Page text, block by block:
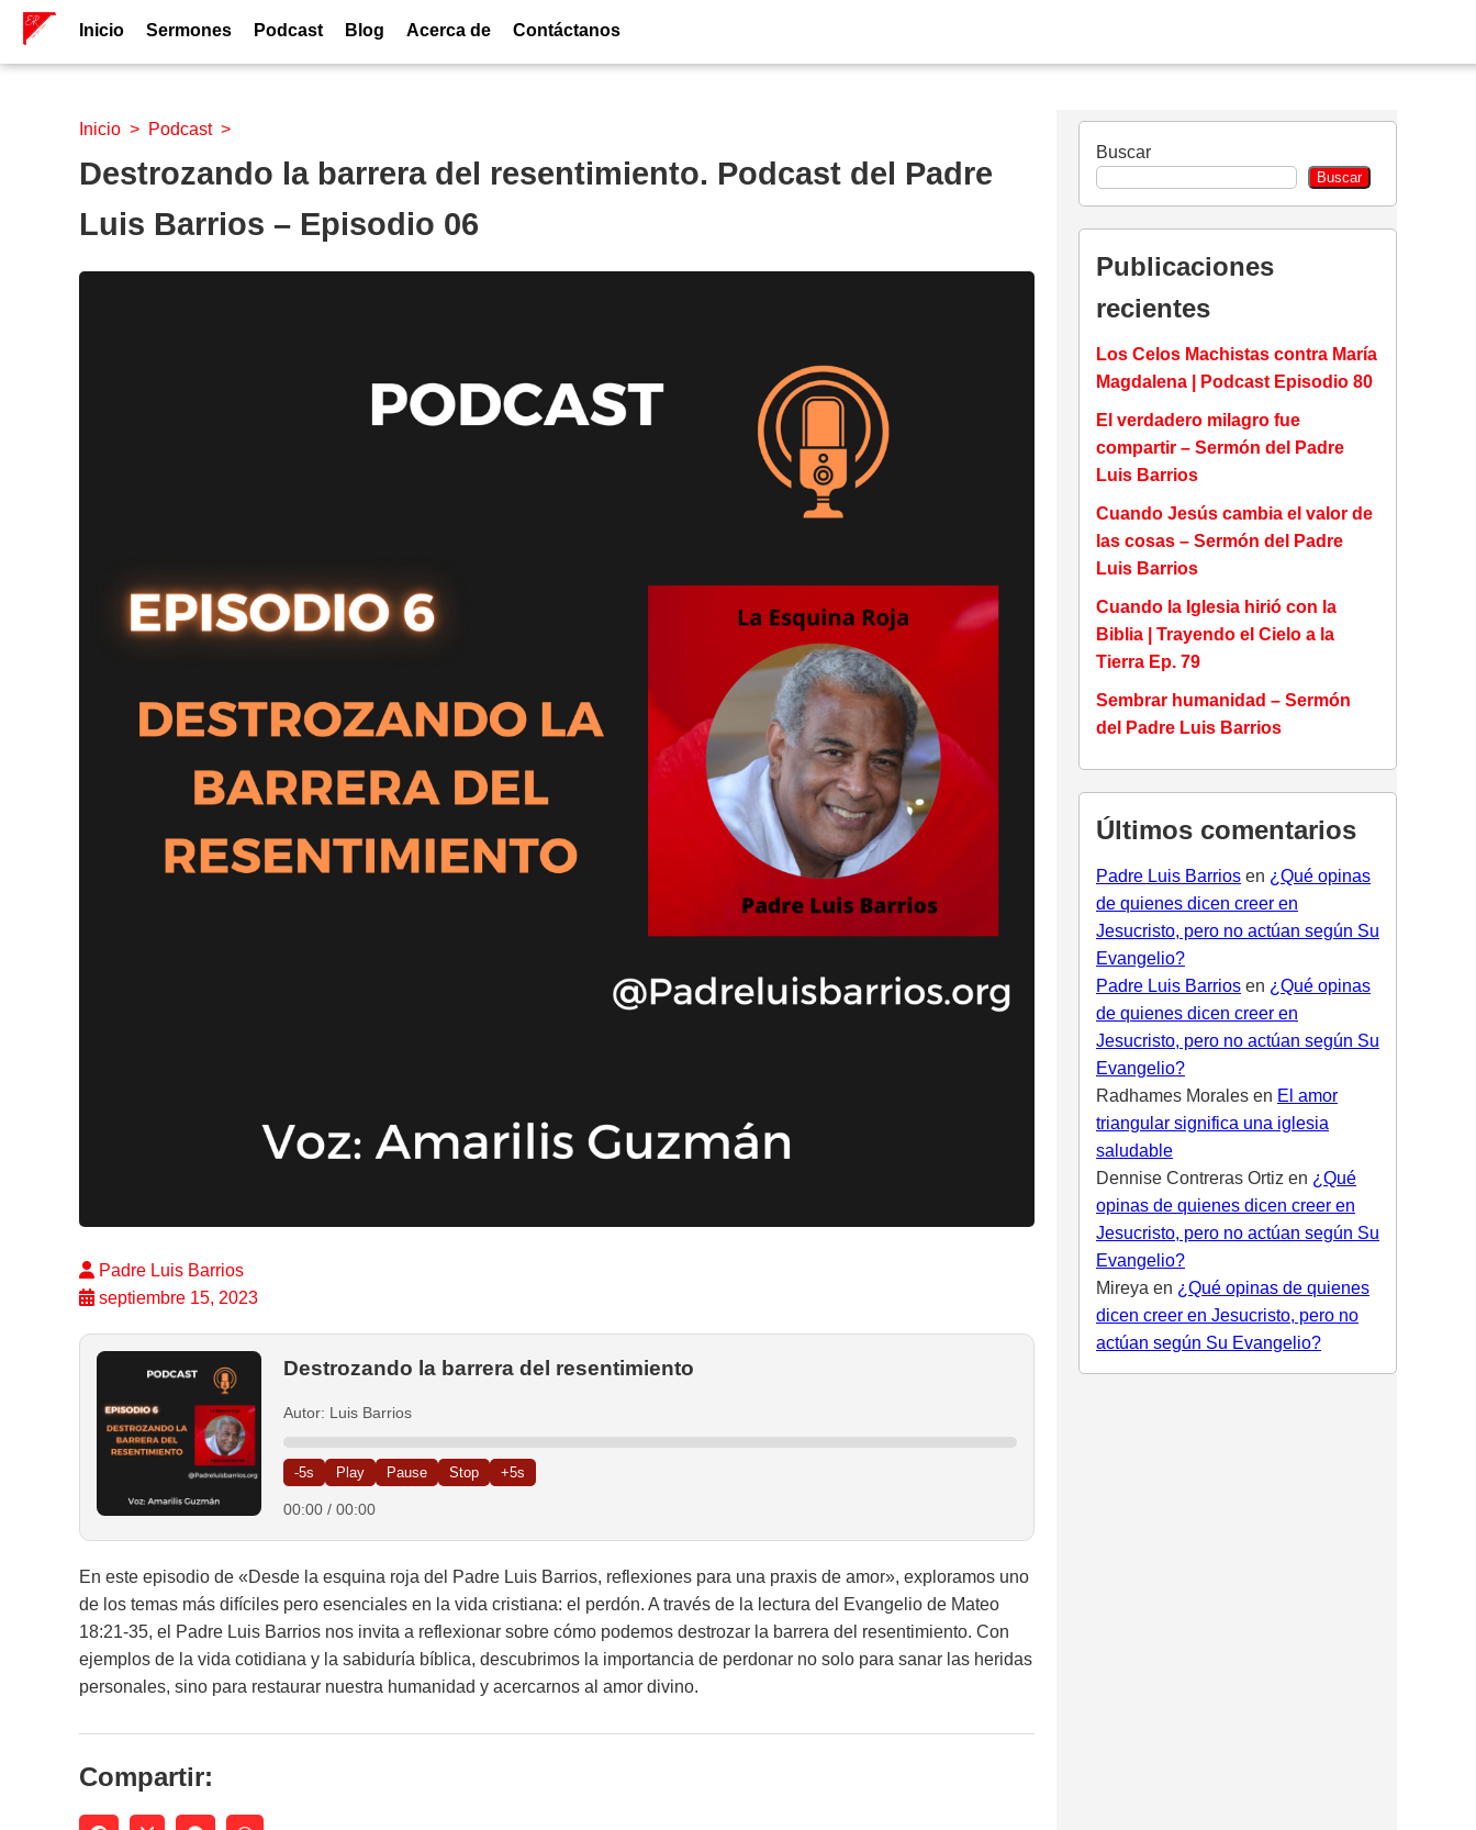
Inicio Sermones Podcast Blog Acerca de Contáctanos
Inicio > Podcast>
Destrozando la barrera del resentimiento. Podcast del Padre
Luis Barrios – Episodio 06
Padre Luis Barrios
septiembre 15, 2023
Destrozando la barrera del resentimiento
Autor: Luis Barrios
-5s Play Pause Stop +5s
00:00 / 00:00
En este episodio de «Desde la esquina roja del Padre Luis Barrios, reflexiones para una praxis de amor», exploramos uno
de los temas más difíciles pero esenciales en la vida cristiana: el perdón. A través de la lectura del Evangelio de Mateo
18:21-35, el Padre Luis Barrios nos invita a reflexionar sobre cómo podemos destrozar la barrera del resentimiento. Con
ejemplos de la vida cotidiana y la sabiduría bíblica, descubrimos la importancia de perdonar no solo para sanar las heridas
personales, sino para restaurar nuestra humanidad y acercarnos al amor divino.
Compartir:
Buscar
Buscar
Publicaciones
recientes
Los Celos Machistas contra María
Magdalena | Podcast Episodio 80
El verdadero milagro fue
compartir – Sermón del Padre
Luis Barrios
Cuando Jesús cambia el valor de
las cosas – Sermón del Padre
Luis Barrios
Cuando la Iglesia hirió con la
Biblia | Trayendo el Cielo a la
Tierra Ep. 79
Sembrar humanidad – Sermón
del Padre Luis Barrios
Últimos comentarios
Padre Luis Barrios en ¿Qué opinas
de quienes dicen creer en
Jesucristo, pero no actúan según Su
Evangelio?
Padre Luis Barrios en ¿Qué opinas
de quienes dicen creer en
Jesucristo, pero no actúan según Su
Evangelio?
Radhames Morales en El amor
triangular significa una iglesia
saludable
Dennise Contreras Ortiz en ¿Qué
opinas de quienes dicen creer en
Jesucristo, pero no actúan según Su
Evangelio?
Mireya en ¿Qué opinas de quienes
dicen creer en Jesucristo, pero no
actúan según Su Evangelio?